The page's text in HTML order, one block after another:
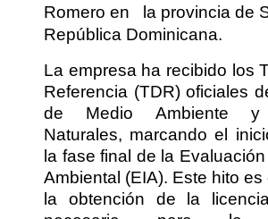
Romero en
la provincia de
República Dominicana.
La empresa ha recibido los
Referencia (TDR) oficiales
de Medio Ambiente y
Naturales, marcando el
la fase final de la
Ambiental (EIA). Este hito es
la obtención de la